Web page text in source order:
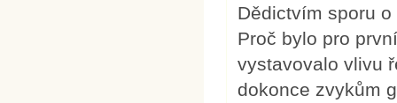
Dědictvím sporu
Proč bylo pro
vystavovalo vlivu
dokonce zvykům